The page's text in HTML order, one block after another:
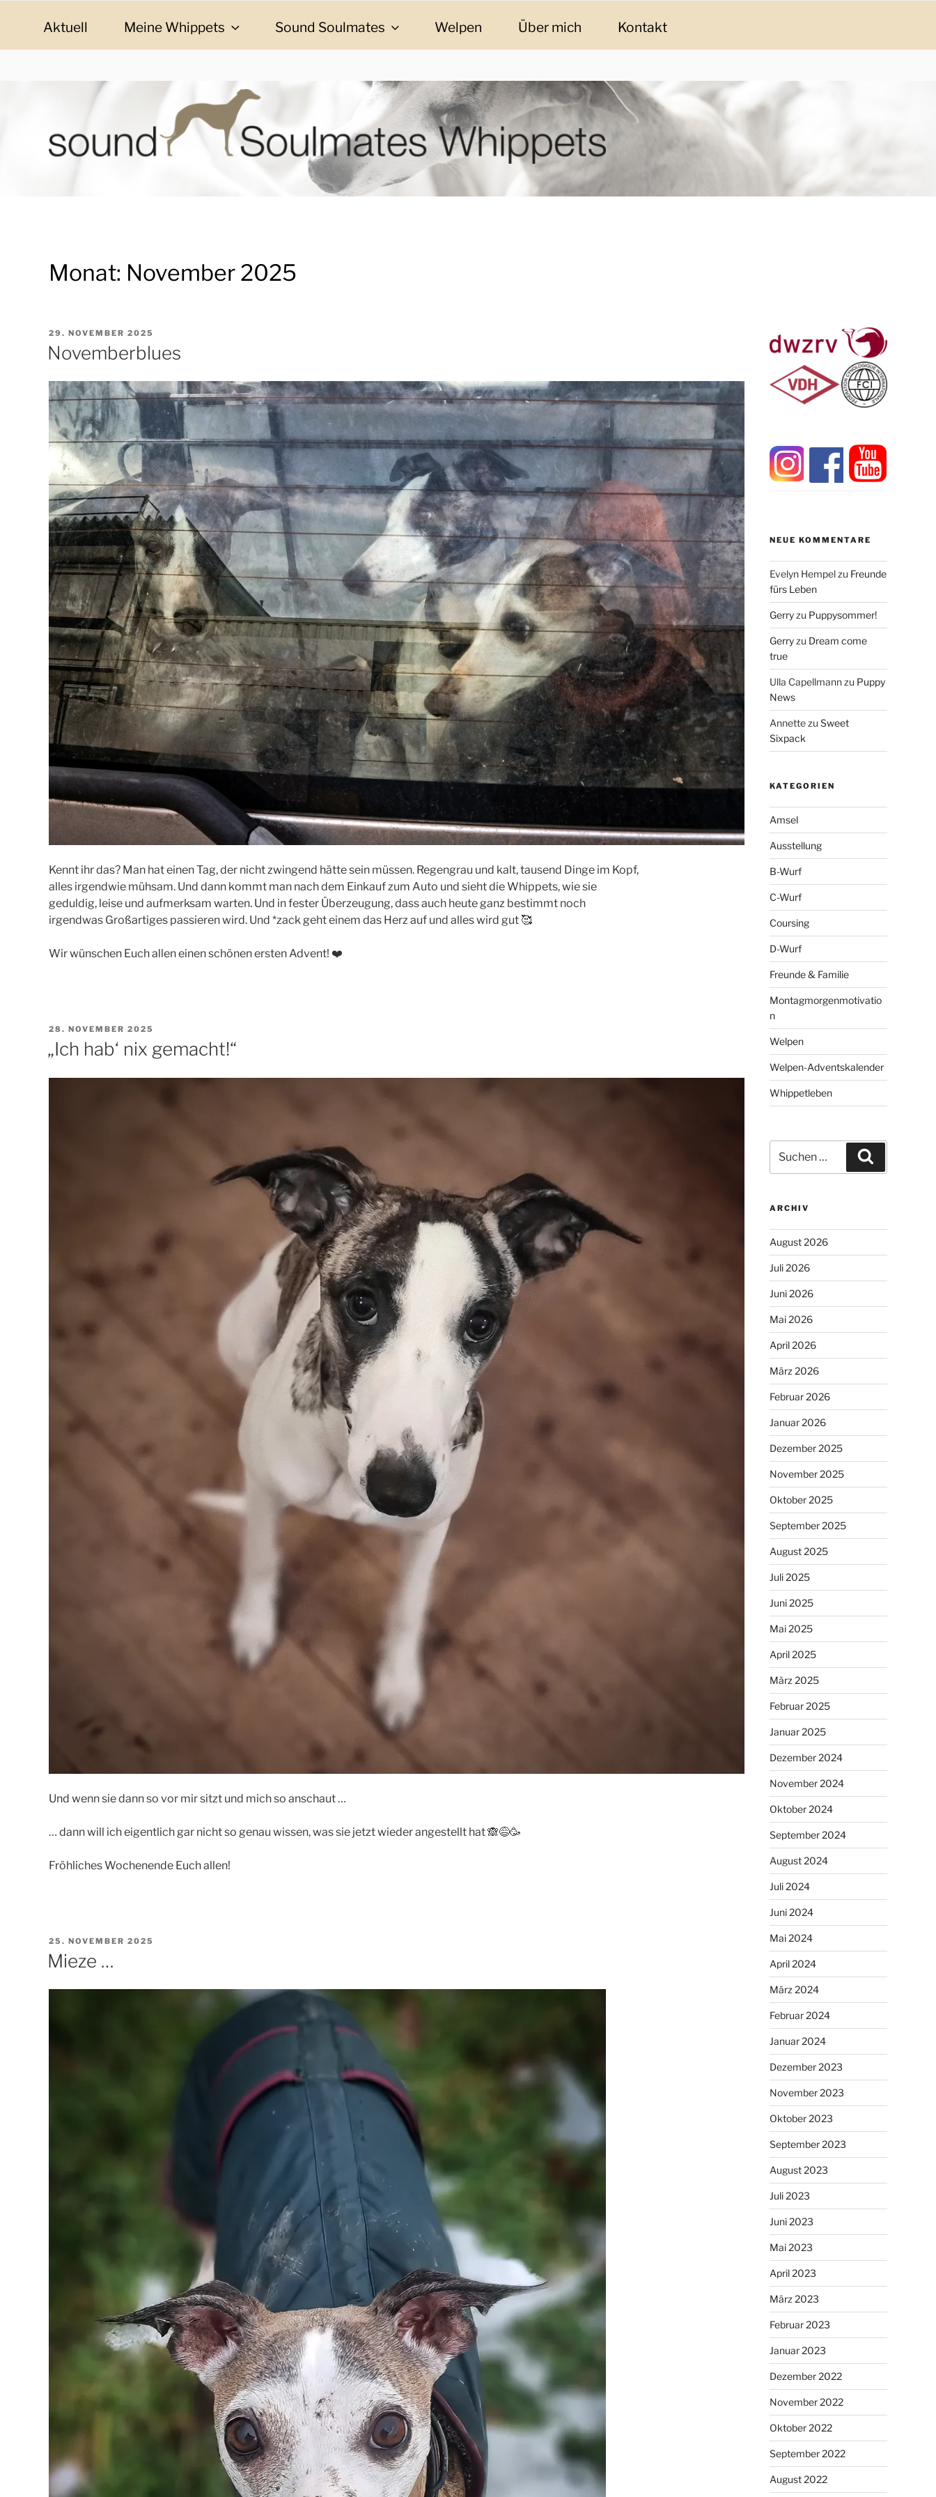
SOUND SOULMATES WHIPPETS
sound Soulmates – Whippets fürs Leben! Bilder, Geschichten und Informationen
Aktuell Meine Whippets Sound Soulmates Welpen Über mich Kontakt
Monat: November 2025
VERÖFFENTLICHT
AM
29. NOVEMBER 2025
Novemberblues
Kennt ihr das? Man hat einen Tag, der nicht zwingend hätte sein müssen. Regengrau und kalt, tausend Dinge im Kopf,
alles irgendwie mühsam. Und dann kommt man nach dem Einkauf zum Auto und sieht die Whippets, wie sie
geduldig, leise und aufmerksam warten. Und in fester Überzeugung, dass auch heute ganz bestimmt noch
irgendwas Großartiges passieren wird. Und *zack geht einem das Herz auf und alles wird gut 🥰
Wir wünschen Euch allen einen schönen ersten Advent! ❤️
VERÖFFENTLICHT
AM
28. NOVEMBER 2025
„Ich hab‘ nix gemacht!“
Und wenn sie dann so vor mir sitzt und mich so anschaut …
… dann will ich eigentlich gar nicht so genau wissen, was sie jetzt wieder angestellt hat 🙈😅🥳
Fröhliches Wochenende Euch allen!
VERÖFFENTLICHT
AM
25. NOVEMBER 2025
Mieze …
NEUE KOMMENTARE
Evelyn Hempel zu Freunde
fürs Leben
Gerry zu Puppysommer!
Gerry zu Dream come
true
Ulla Capellmann zu Puppy
News
Annette zuSweet
Sixpack
KATEGORIEN
Amsel
Ausstellung
B-Wurf
C-Wurf
Coursing
D-Wurf
Freunde & Familie
Montagmorgenmotivatio
n
Welpen
Welpen-Adventskalender
Whippetleben
nach:
ARCHIV
August 2026
Juli 2026
Juni 2026
Mai 2026
April 2026
März 2026
Februar 2026
Januar 2026
Dezember 2025
November 2025
Oktober 2025
September 2025
August 2025
Juli 2025
Juni 2025
Mai 2025
April 2025
März 2025
Februar 2025
Januar 2025
Dezember 2024
November 2024
Oktober 2024
September 2024
August 2024
Juli 2024
Juni 2024
Mai 2024
April 2024
März 2024
Februar 2024
Januar 2024
Dezember 2023
November 2023
Oktober 2023
September 2023
August 2023
Juli 2023
Juni 2023
Mai 2023
April 2023
März 2023
Februar 2023
Januar 2023
Dezember 2022
November 2022
Oktober 2022
September 2022
August 2022